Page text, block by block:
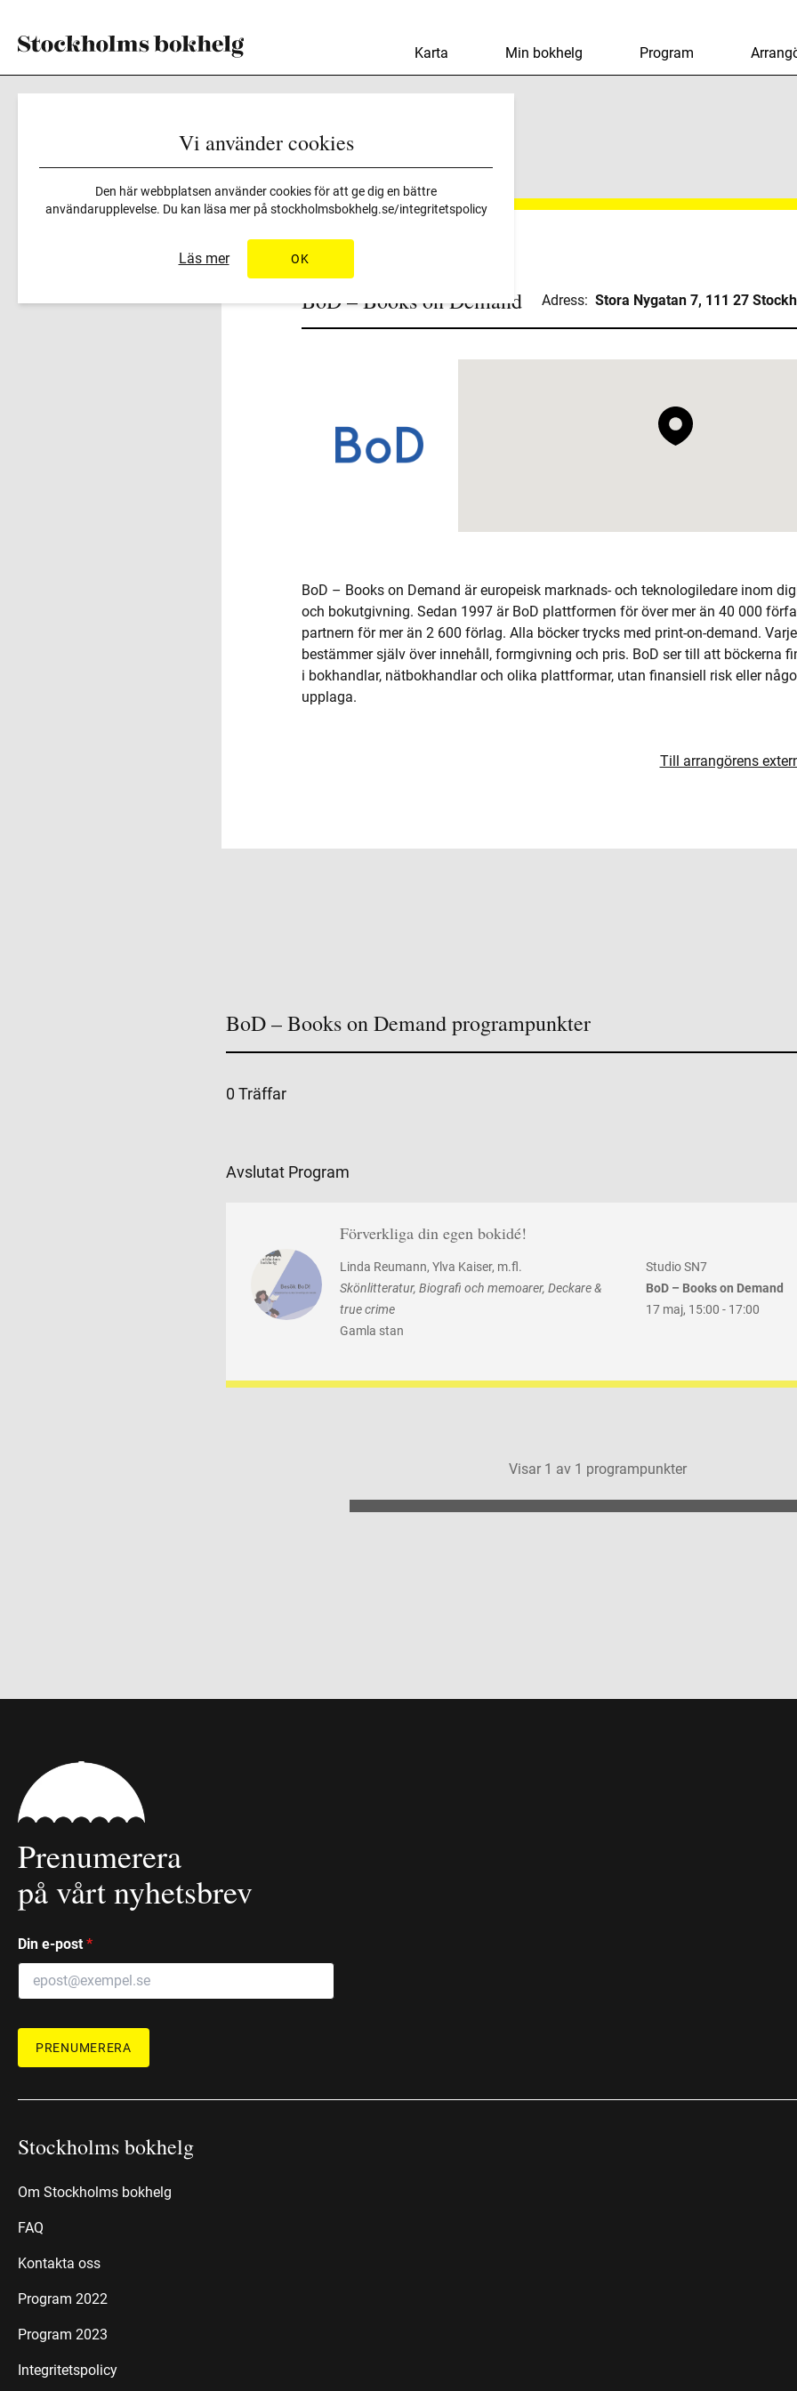
Karta Min bokhelg Program
BoD – Books on Demand Adress: Stora Nygatan 7, 111 27
BoD – Books on Demand är europeisk marknads- och teknologiledare inom
och bokutgivning. Sedan 1997 är BoD plattformen för över mer än 40 000
partnern för mer än 2 600 förlag. Alla böcker trycks med print-on-demand.
bestämmer själv över innehåll, formgivning och pris. BoD ser till att böckerna
i bokhandlar, nätbokhandlar och olika plattformar, utan finansiell risk eller
upplaga.
Till arrangörens
BoD – Books on Demand programpunkter
0 Träffar
Avslutat Program
Förverkliga din egen bokidé!
Linda Reumann Ylva Kaiser, m.fl.
Skönlitteratur Biografi och memoarer Deckare &
true crime
Gamla stan
Studio SN7
BoD – Books on Demand
17 maj, 15:00 - 17:00
Visar 1 av 1 programpunkter
Prenumerera
på vårt nyhetsbrev
Din e-post *
PRENUMERERA
Stockholms bokhelg
Om Stockholms bokhelg
FAQ
Kontakta oss
Program 2022
Program 2023
Integritetspolicy
Vi använder cookies
Den här webbplatsen använder cookies för att ge dig en bättre
användarupplevelse. Du kan läsa mer på stockholmsbokhelg.se/integritetspolicy
Läs mer OK